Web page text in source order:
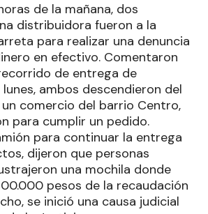
de la mañana, dos
distribuidora fueron a la
para realizar una denuncia
en efectivo. Comentaron
de entrega de
ambos descendieron del
comercio del barrio Centro,
para cumplir un pedido.
para continuar la entrega
dijeron que personas
una mochila donde
pesos de la recaudación
se inició una causa judicial